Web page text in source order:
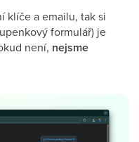
klíče a emailu, tak si
formulář) je
není, nejsme